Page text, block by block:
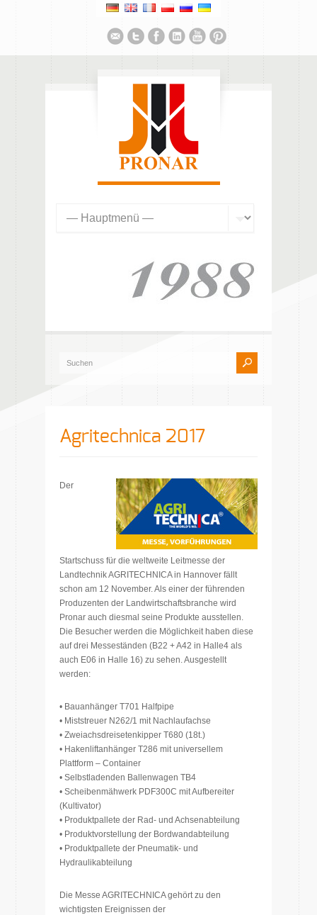
Agritechnica 2017
Der
Startschuss für die weltweite Leitmesse der
Landtechnik AGRITECHNICA in Hannover fällt
schon am 12 November. Als einer der führenden
Produzenten der Landwirtschaftsbranche wird
Pronar auch diesmal seine Produkte ausstellen.
Die Besucher werden die Möglichkeit haben diese
auf drei Messeständen (B22 + A42 in Halle4 als
auch E06 in Halle 16) zu sehen. Ausgestellt
werden:
• Bauanhänger T701 Halfpipe
• Miststreuer N262/1 mit Nachlaufachse
• Zweiachsdreisetenkipper T680 (18t.)
• Hakenliftanhänger T286 mit universellem
Plattform – Container
• Selbstladenden Ballenwagen TB4
• Scheibenmähwerk PDF300C mit Aufbereiter
(Kultivator)
• Produktpallete der Rad- und Achsenabteilung
• Produktvorstellung der Bordwandabteilung
• Produktpallete der Pneumatik- und
Hydraulikabteilung
Die Messe AGRITECHNICA gehört zu den
wichtigsten Ereignissen der